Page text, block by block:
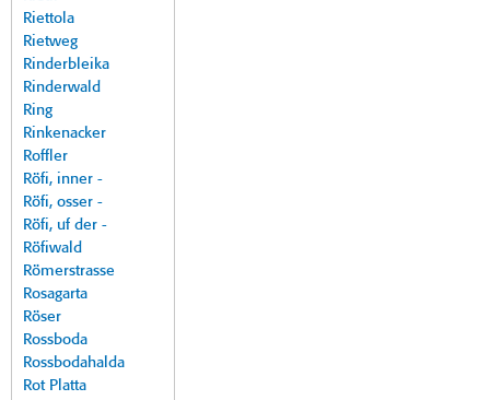
Riettola
Rietweg
Rinderbleika
Rinderwald
Ring
Rinkenacker
Roffler
Röfi, inner -
Röfi, osser -
Röfi, uf der -
Röfiwald
Römerstrasse
Rosagarta
Röser
Rossboda
Rossbodahalda
Rot Platta